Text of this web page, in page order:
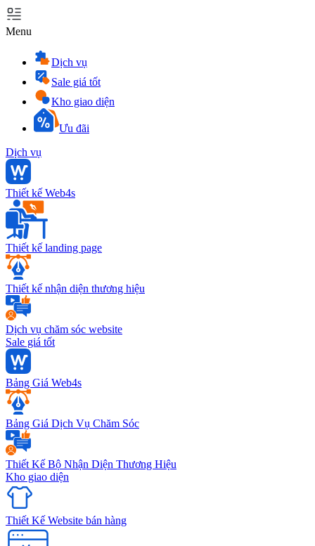
Menu
Dịch vụ
Sale giá tốt
Kho giao diện
Ưu đãi
Dịch vụ
Thiết kế Web4s
Thiết kế landing page
Thiết kế nhận diện thương hiệu
Dịch vụ chăm sóc website
Sale giá tốt
Bảng Giá Web4s
Bảng Giá Dịch Vụ Chăm Sóc
Thiết Kế Bộ Nhận Diện Thương Hiệu
Kho giao diện
Thiết Kế Website bán hàng